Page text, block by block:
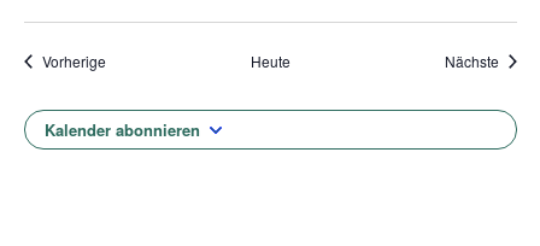
VorherigeVeranstaltungen Heute Nächste
Kalender abonnieren